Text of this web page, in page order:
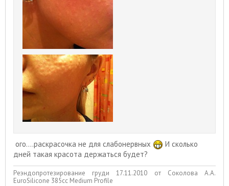
ого....раскрасочка не для слабонервных
И сколько
дней такая красота держаться будет?
Реэндопротезирование груди 17.11.2010 от Соколова А.А.
EuroSilicone 385сс Medium Profile